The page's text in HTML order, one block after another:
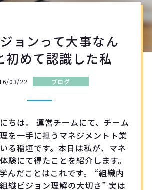
ョンって大事なん
めて認識した私
03/22 ブログ
ちは。 運営チームにて、チーム
を一手に担うマネジメントト業
る稲垣です。本日は私が、マネ
験にて得たことを紹介します。
んだことはこれです。 “組織内
織ビジョン理解の大切さ” 実は